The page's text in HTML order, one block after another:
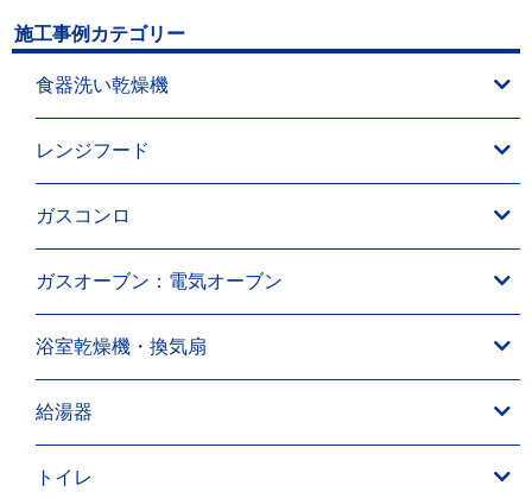
施工事例カテゴリー
食器洗い乾燥機
レンジフード
ガスコンロ
ガスオーブン：電気オーブン
浴室乾燥機・換気扇
給湯器
トイレ